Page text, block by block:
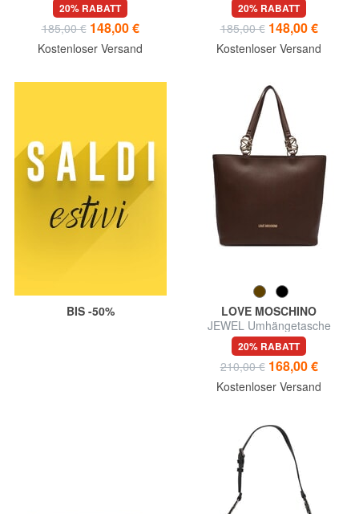
20% RABATT
185,00 € 148,00 €
Kostenloser Versand
20% RABATT
185,00 € 148,00 €
Kostenloser Versand
BIS -50%
LOVE MOSCHINO
JEWEL Umhängetasche
20% RABATT
210,00 € 168,00 €
Kostenloser Versand